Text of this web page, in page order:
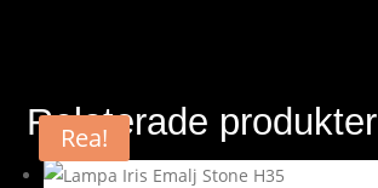
Relaterade produkter
Rea!